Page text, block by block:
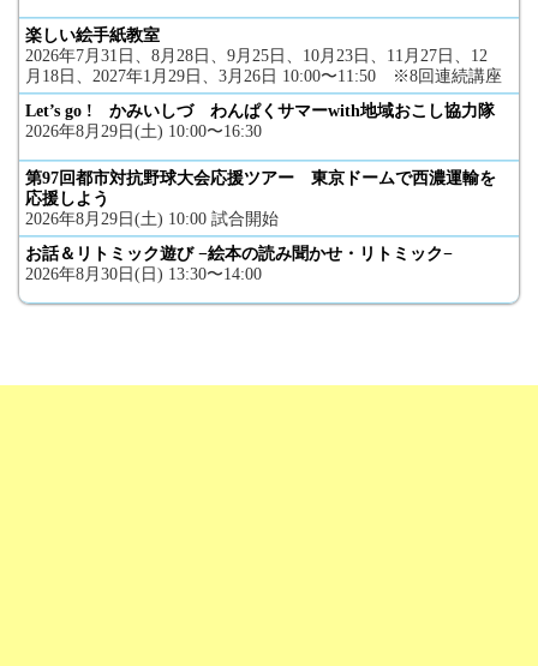
楽しい絵手紙教室
2026年7月31日、8月28日、9月25日、10月23日、11月27日、12
月18日、2027年1月29日、3月26日 10:00〜11:50 ※8回連続講座
Let’s go ! かみいしづ わんぱくサマーwith地域おこし協力隊
2026年8月29日(土) 10:00〜16:30
第97回都市対抗野球大会応援ツアー 東京ドームで西濃運輸を
応援しよう
2026年8月29日(土) 10:00 試合開始
お話＆リトミック遊び −絵本の読み聞かせ・リトミック−
2026年8月30日(日) 13:30〜14:00